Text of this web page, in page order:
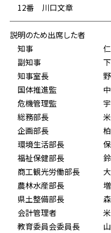
12番 川口文章
説明のため出席した者
知事 仁坂
副知事 下
知事室長 野田
国体推進監 中村
危機管理監 宇恵
総務部長 米澤
企画部長 柏原
環境生活部長 保
福祉保健部長 鈴
商工観光労働部長 大
農林水産部長 増
県土整備部長 森
会計管理者 米
教育委員会委員長 山